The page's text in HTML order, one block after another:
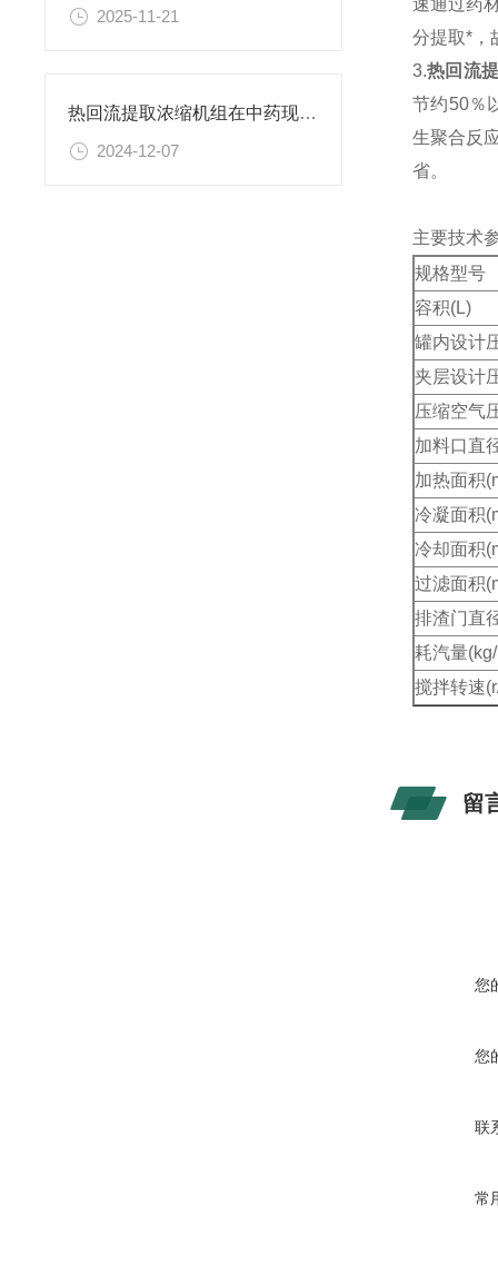
速通过药
分提取*，
3.热回流
节约50％
生聚合反
省。
主要技术
规格型号
容积(L)
罐内设计
夹层设计
压缩空气
加料口直
加热面积
冷凝面积
冷却面积
过滤面积
排渣门直
耗汽量
搅拌转速
留
您
您
联
常
2025-11-21
热回流提取浓缩机组在中药现代化生产的应用
2024-12-07